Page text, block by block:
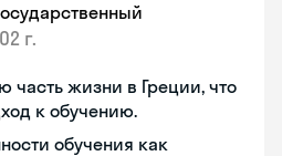
г.
часть жизни в Греции, что
к обучению.
обучения как